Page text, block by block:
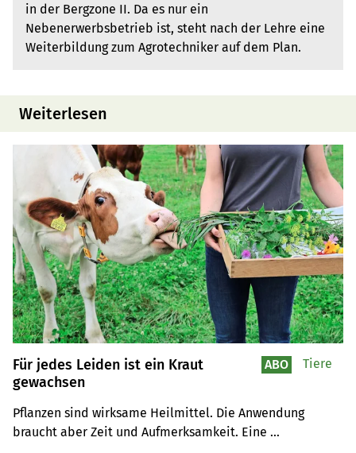
in der Bergzone II. Da es nur ein
Nebenerwerbsbetrieb ist, steht nach der Lehre eine
Weiterbildung zum Agrotechniker auf dem Plan.
Weiterlesen
Für jedes Leiden ist ein Kraut
gewachsen
Pflanzen sind wirksame Heilmittel. Die Anwendung
braucht aber Zeit und Aufmerksamkeit. Eine
ABO Tiere